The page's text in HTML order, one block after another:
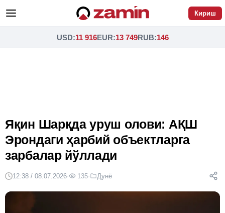
Кириш
USD:11 916EUR:13 749RUB:146
Яқин Шарқда уруш олови: АҚШ
Эрондаги ҳарбий объектларга
зарбалар йўллади
12:38 / 08.07.2026· 135· Дунё